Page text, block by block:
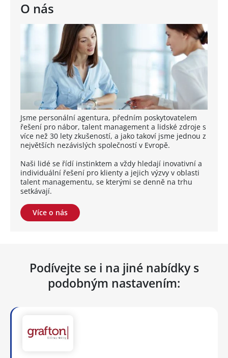
O nás
Jsme personální agentura, předním poskytovatelem
řešení pro nábor, talent management a lidské zdroje s
více než 30 lety zkušeností, a jako takoví jsme jednou z
největších nezávislých společností v Evropě.
Naši lidé se řídí instinktem a vždy hledají inovativní a
individuální řešení pro klienty a jejich výzvy v oblasti
talent managementu, se kterými se denně na trhu
setkávají.
Více o nás
Podívejte se i na jiné nabídky s
podobným nastavením: